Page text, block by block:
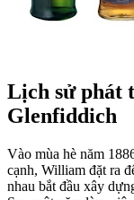
Lịch sử phát
Glenfiddich
Vào mùa hè năm
cạnh, William đặt ra
nhau bắt đầu xây